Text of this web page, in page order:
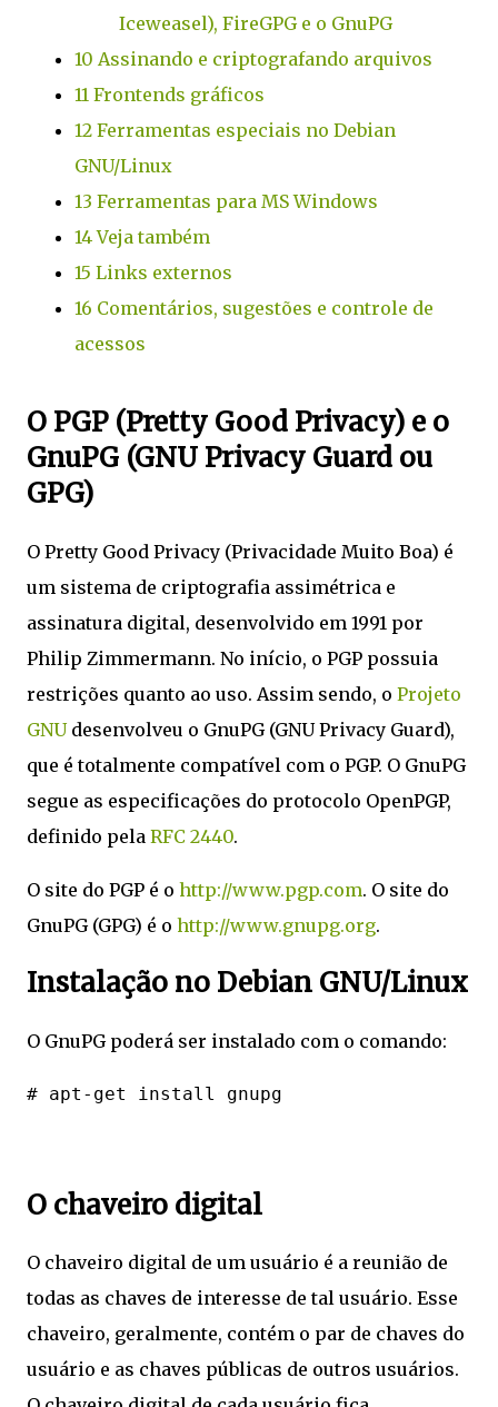
Iceweasel), FireGPG e o GnuPG
10 Assinando e criptografando arquivos
11 Frontends gráficos
12 Ferramentas especiais no Debian
GNU/Linux
13 Ferramentas para MS Windows
14 Veja também
15 Links externos
16 Comentários, sugestões e controle de
acessos
O PGP (Pretty Good Privacy) e o
GnuPG (GNU Privacy Guard ou
GPG)
O Pretty Good Privacy (Privacidade Muito Boa) é
um sistema de criptografia assimétrica e
assinatura digital, desenvolvido em 1991 por
Philip Zimmermann. No início, o PGP possuia
restrições quanto ao uso. Assim sendo, o Projeto
GNUdesenvolveu o GnuPG (GNU Privacy Guard),
que é totalmente compatível com o PGP. O GnuPG
segue as especificações do protocolo OpenPGP,
definido pela RFC 2440.
O site do PGP é o http://www.pgp.com. O site do
GnuPG (GPG) é o http://www.gnupg.org.
Instalação no Debian GNU/Linux
O GnuPG poderá ser instalado com o comando:
O chaveiro digital
O chaveiro digital de um usuário é a reunião de
todas as chaves de interesse de tal usuário. Esse
chaveiro, geralmente, contém o par de chaves do
usuário e as chaves públicas de outros usuários.